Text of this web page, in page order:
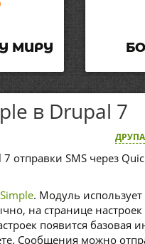
МИРУ
в Drupal 7
отправки SMS через
. Модуль использует
на странице
появится базовая
Сообщения можно